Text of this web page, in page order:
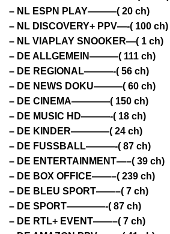
– NL ESPN PLAY———( 20 ch)
– NL DISCOVERY+ PPV—-( 100 ch)
– NL VIAPLAY SNOOKER—( 1 ch)
– DE ALLGEMEIN———( 111 ch)
– DE REGIONAL———-( 56 ch)
– DE NEWS DOKU———( 60 ch)
– DE CINEMA————( 150 ch)
– DE MUSIC HD———-( 18 ch)
– DE KINDER————( 24 ch)
– DE FUSSBALL———-( 87 ch)
– DE ENTERTAINMENT—–( 39 ch)
– DE BOX OFFICE——–( 239 ch)
– DE BLEU SPORT——–( 7 ch)
– DE SPORT————-( 87 ch)
– DE RTL+ EVENT——–( 7 ch)